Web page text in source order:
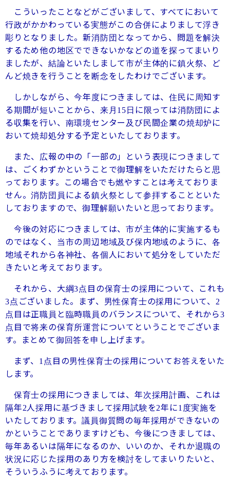
こういったことなどがございまして、すべてにおいて
行政がかかわっている実態がこの合併によりまして浮き
彫りとなりました。新消防団となってから、問題を解決
するため他の地区でできないかなどの道を探ってまいり
ましたが、結論といたしまして市が主体的に鎮火祭、ど
んど焼きを行うことを断念をしたわけでございます。
しかしながら、今年度につきましては、住民に周知す
る期間が短いことから、来月 15日に限っては消防団によ
る収集を行い、南環境センター及び民間企業の焼却炉に
おいて焼却処分する予定といたしております。
また、広報の中の「一部の」という表現につきまして
は、ごくわずかということで御理解をいただけたらと思
っております。この場合でも燃やすことは考えておりま
せん。消防団員による鎮火祭として参拝することといた
しておりますので、御理解願いたいと思っております。
今後の対応につきましては、市が主体的に実施するも
のではなく、当市の周辺地域及び保内地域のように、各
地域それから各神社、各個人において処分をしていただ
きたいと考えております。
それから、大綱3点目の保育士の採用について、これも
3点ございました。まず、男性保育士の採用について、2
点目は正職員と臨時職員のバランスについて、それから3
点目で将来の保育所運営についてということでございま
す。まとめて御回答を申し上げます。
まず、
1 点目の男性保育士の採用についてお答えをいた
します。
保育士の採用につきましては、年次採用計画、これは
隔年2人採用に基づきまして採用試験を2年に1 度実施を
いたしております。議員御質問の毎年採用ができないの
かということでありますけども、今後につきましては、
毎年あるいは隔年になるのか、いいのか、それか退職の
状況に応じた採用のあり方を検討をしてまいりたいと、
そういうふうに考えております。